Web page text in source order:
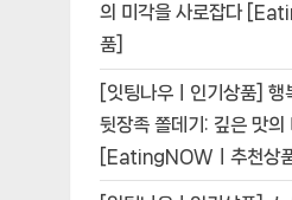
의 미각을 사로잡다
품]
[잇팅나우ㅣ인기상품]
뒷장족 쫄데기: 깊은 맛의
[EatingNOWㅣ추천상